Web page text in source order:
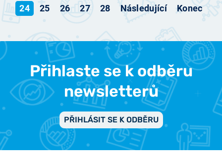
24
25 26 27 28 Následující Konec
Přihlaste se k odběru
newsletterů
PŘIHLÁSIT SE K ODBĚRU